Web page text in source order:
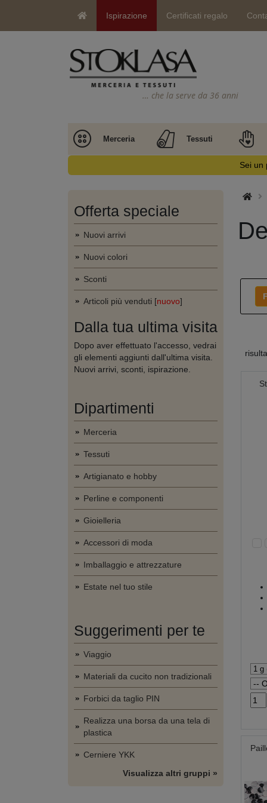
Ispirazione Certificati regalo
… che la serve da 36 anni
Merceria Tessuti
Sei un
Offerta speciale
Nuovi arrivi
Nuovi colori
Sconti
Articoli più venduti [nuovo]
Dalla tua ultima visita
Dopo aver effettuato l'accesso, vedrai
gli elementi aggiunti dall'ultima visita.
Nuovi arrivi, sconti, ispirazione.
Dipartimenti
Merceria
Tessuti
Artigianato e hobby
Perline e componenti
Gioielleria
Accessori di moda
Imballaggio e attrezzature
Estate nel tuo stile
Suggerimenti per te
Viaggio
Materiali da cucito non tradizionali
Forbici da taglio PIN
Realizza una borsa da una tela di
plastica
Cerniere YKK
Visualizza altri gruppi »